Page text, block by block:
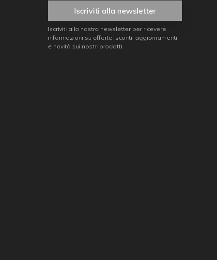
Iscriviti alla newsletter
Iscriviti alla nostra newsletter per ricevere
informazioni su offerte, sconti, aggiornamenti
e novità sui nostri prodotti.